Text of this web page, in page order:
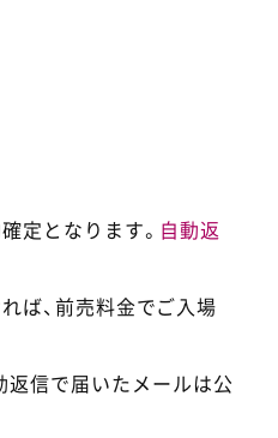
定となります。 自動返
ば、前売料金でご入場
信で届いたメールは公